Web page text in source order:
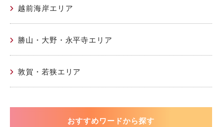
越前海岸エリア
勝山・大野・永平寺エリア
敦賀・若狭エリア
おすすめワードから探す